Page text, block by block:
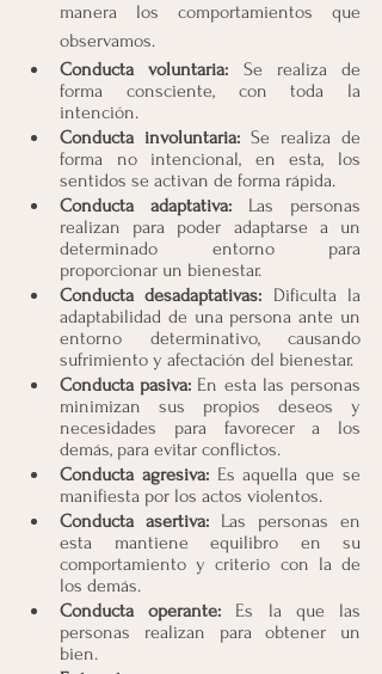
manera los comportamientos que
observamos.
Conducta voluntaria: Se realiza de
forma consciente, con toda la
intención.
Conducta involuntaria: Se realiza de
forma no intencional, en esta, los
sentidos se activan de forma rápida.
Conducta adaptativa: Las personas
realizan para poder adaptarse a un
determinado entorno para
proporcionar un bienestar.
Conducta desadaptativas: Dificulta la
adaptabilidad de una persona ante un
entorno determinativo, causando
sufrimiento y afectación del bienestar.
Conducta pasiva: En esta las personas
minimizan sus propios deseos y
necesidades para favorecer a los
demás, para evitar conflictos.
Conducta agresiva: Es aquella que se
manifiesta por los actos violentos.
Conducta asertiva: Las personas en
esta mantiene equilibro en su
comportamiento y criterio con la de
los demás.
Conducta operante: Es la que las
personas realizan para obtener un
bien.